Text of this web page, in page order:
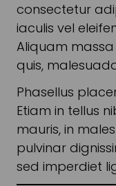
consectetur
iaculis vel
Aliquam
quis,
Phasellus
Etiam in tellus
mauris, in
pulvinar
sed imperdiet